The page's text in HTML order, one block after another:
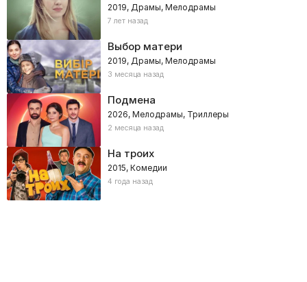
2019, Драмы, Мелодрамы
7 лет назад
Выбор матери
2019, Драмы, Мелодрамы
3 месяца назад
Подмена
2026, Мелодрамы, Триллеры
2 месяца назад
На троих
2015, Комедии
4 года назад